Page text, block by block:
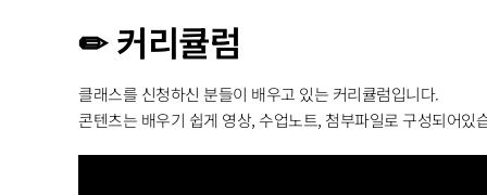
✏ 커리큘럼
클래스를 신청하신 분들이 배우고 있는 커리큘럼입니다.
콘텐츠는 배우기 쉽게 영상, 수업노트, 첨부파일로 구성되어있